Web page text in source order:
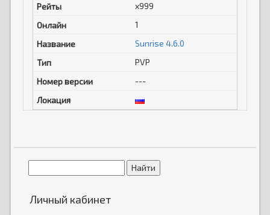
x999
1
Sunrise 4.6.0
PVP
---
Личный кабинет